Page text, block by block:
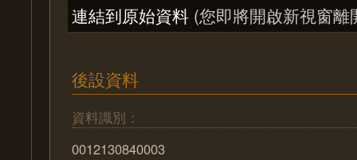
連結到原始資料 (您即將開啟新視窗離
後設資料
資料識別：
0012130840003